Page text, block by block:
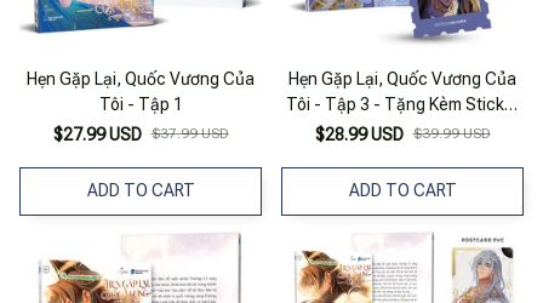
Hẹn Gặp Lại, Quốc Vương Của
Tôi - Tập 1
$27.99 USD $37.99 USD
ADD TO CART
Hẹn Gặp Lại, Quốc Vương Của
Tôi - Tập 3 - Tặng Kèm Sticker
Tem
$28.99 USD $39.99 USD
ADD TO CART